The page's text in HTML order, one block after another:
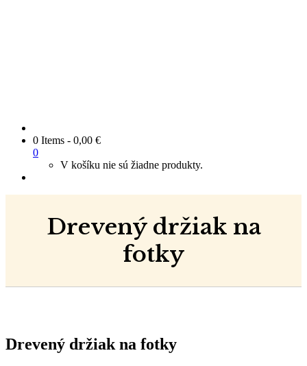
0 Items - 0,00 €
0
V košíku nie sú žiadne produkty.
Drevený držiak na
fotky
Drevený držiak na fotky